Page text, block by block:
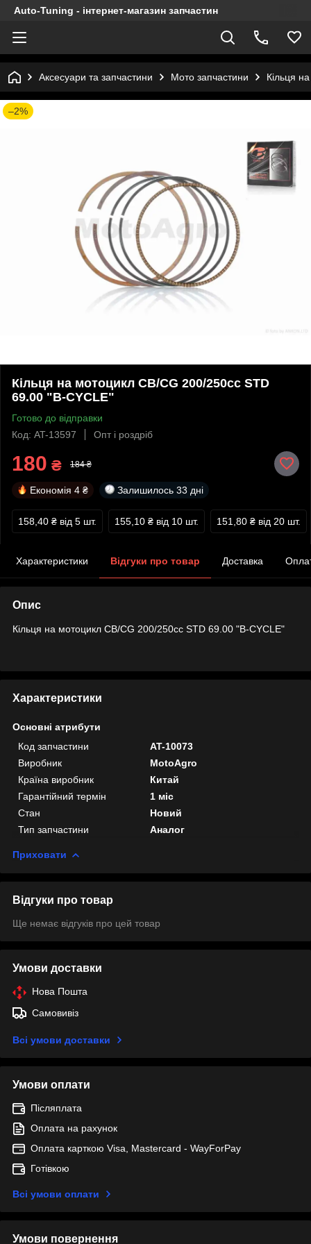
Auto-Tuning - інтернет-магазин запчастин
Аксесуари та запчастини Мото запчастини Кільця
–2%
Кільця на мотоцикл CB/CG 200/250cc STD
69.00 "B-CYCLE"
Готово до відправки
Код: AT-13597
Опт і роздріб
180 ₴ 184 ₴
Економія 4 ₴ Залишилось 33 дні
158,40 ₴ від 5 шт. 155,10 ₴ від 10 шт. 151,80 ₴ від 20 шт.
Характеристики Відгуки про товар Доставка
Опис
Кільця на мотоцикл CB/CG 200/250cc STD 69.00 "B-CYCLE"
Характеристики
Основні атрибути
Код запчастини
AT-10073
Виробник
MotoAgro
Країна виробник
Китай
Гарантійний термін
1 міс
Стан
Новий
Тип запчастини
Аналог
Приховати
Відгуки про товар
Ще немає відгуків про цей товар
Умови доставки
Нова Пошта
Самовивіз
Всі умови доставки
Умови оплати
Післяплата
Оплата на рахунок
Оплата карткою Visa, Mastercard - WayForPay
Готівкою
Всі умови оплати
Умови повернення